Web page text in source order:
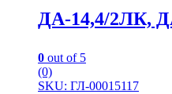
ДА-14,4/2ЛК,
0 out of 5
(0)
SKU: ГЛ-00015117